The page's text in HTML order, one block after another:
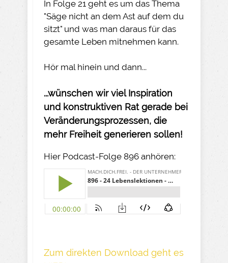
In Folge 21 geht es um das Thema
"Säge nicht an dem Ast auf dem du
sitzt" und was man daraus für das
gesamte Leben mitnehmen kann.
Hör mal hinein und dann...
...wünschen wir viel Inspiration
und konstruktiven Rat gerade bei
Veränderungsprozessen, die
mehr Freiheit generieren sollen!
Hier Podcast-Folge 896 anhören:
Z um direkte n Download geh t es